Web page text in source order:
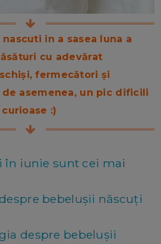
in a sasea luna a
cu adevărat
fermecători și
asemenea, un pic dificili
:)
în iunie sunt cei mai
bebelușii născuți
despre bebelușii